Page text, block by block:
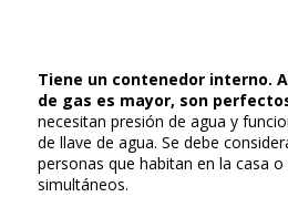
Tiene un contenedor interno.
de gas es mayor, son
necesitan presión de agua y
de llave de agua. Se debe
personas que habitan en la casa
simultáneos.